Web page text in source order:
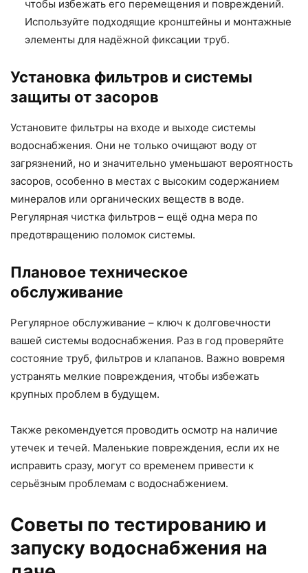
чтобы избежать его перемещения и повреждений.
Используйте подходящие кронштейны и монтажные
элементы для надёжной фиксации труб.
Установка фильтров и системы
защиты от засоров
Установите фильтры на входе и выходе системы
водоснабжения. Они не только очищают воду от
загрязнений, но и значительно уменьшают вероятность
засоров, особенно в местах с высоким содержанием
минералов или органических веществ в воде.
Регулярная чистка фильтров – ещё одна мера по
предотвращению поломок системы.
Плановое техническое
обслуживание
Регулярное обслуживание – ключ к долговечности
вашей системы водоснабжения. Раз в год проверяйте
состояние труб, фильтров и клапанов. Важно вовремя
устранять мелкие повреждения, чтобы избежать
крупных проблем в будущем.
Также рекомендуется проводить осмотр на наличие
утечек и течей. Маленькие повреждения, если их не
исправить сразу, могут со временем привести к
серьёзным проблемам с водоснабжением.
Советы по тестированию и
запуску водоснабжения на